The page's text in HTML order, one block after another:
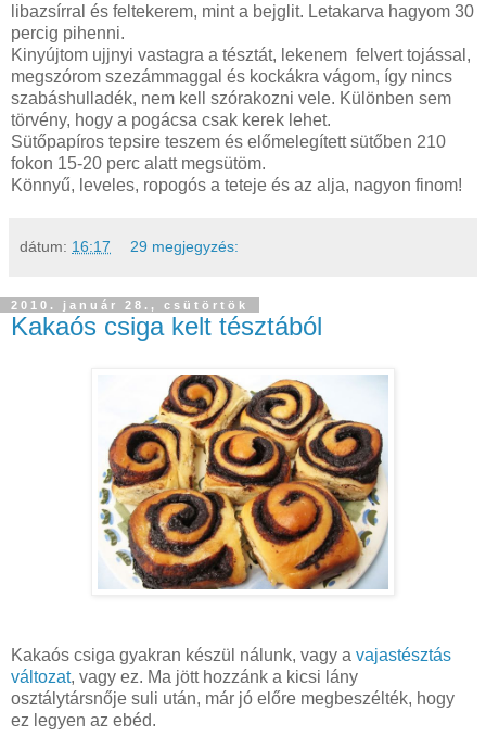
libazsírral és feltekerem, mint a bejglit. Letakarva hagyom 30
percig pihenni.
Kinyújtom ujjnyi vastagra a tésztát, lekenem felvert tojással,
megszórom szezámmaggal és kockákra vágom, így nincs
szabáshulladék, nem kell szórakozni vele. Különben sem
törvény, hogy a pogácsa csak kerek lehet.
Sütőpapíros tepsire teszem és előmelegített sütőben 210
fokon 15-20 perc alatt megsütöm.
Könnyű, leveles, ropogós a teteje és az alja, nagyon finom!
dátum: 16:17 29 megjegyzés:
2010. január 28., csütörtök
Kakaós csiga kelt tésztából
Kakaós csiga gyakran készül nálunk, vagy a vajastésztás
változat, vagy ez. Ma jött hozzánk a kicsi lány
osztálytársnője suli után, már jó előre megbeszélték, hogy
ez legyen az ebéd.